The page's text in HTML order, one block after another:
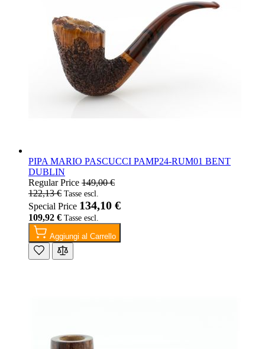
PIPA MARIO PASCUCCI PAMP24-RUM01 BENT
DUBLIN
Special Price 134,10 €
109,92 €
Regular Price 149,00 €
122,13 €
Aggiungi al Carrello